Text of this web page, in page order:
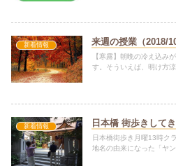
新着情報 来週の授業（2018/
【寒露】朝晩の冷え込み
す。そういえば、明け方
新着情報 日本橋 街歩きして
日本橋街歩き月曜13時ク
地名の由来になった「ヤ